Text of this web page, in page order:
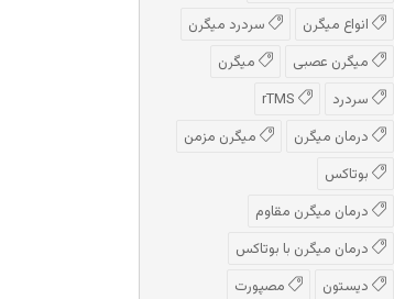
انواع میگرن
سردرد میگرن
میگرن عصبی
میگرن
سردرد
درمان میگرن
میگرن مزمن
بوتاکس
درمان میگرن مقاوم
درمان میگرن با بوتاکس
دیستون
مصپورت